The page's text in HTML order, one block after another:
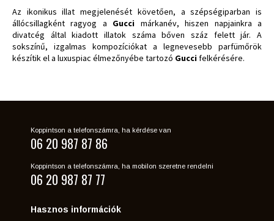
Az ikonikus illat megjelenését követően, a szépségiparban is
állócsillagként ragyog a Gucci márkanév, hiszen napjainkra a
divatcég által kiadott illatok száma bőven száz felett jár. A
sokszínű, izgalmas kompozíciókat a legnevesebb parfümőrök
készítik el a luxuspiac élmezőnyébe tartozó Guccifelkérésére.
Koppintson a telefonszámra, ha kérdése van
06 20 987 87 86
Koppintson a telefonszámra, ha mobilon szeretne rendelni
06 20 987 87 77
Hasznos információk